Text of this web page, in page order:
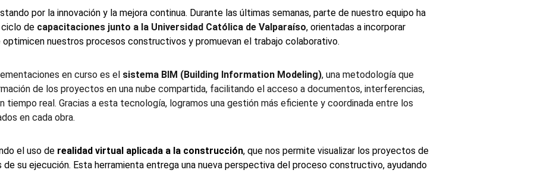
por la innovación y la mejora continua. Durante las últimas semanas, parte de nuestro equipo ha
de capacitaciones junto a la Universidad Católica de Valparaíso, orientadas a incorporar
optimicen nuestros procesos constructivos y promuevan el trabajo colaborativo.
en curso es el sistema BIM (Building Information Modeling), una metodología que
de los proyectos en una nube compartida, facilitando el acceso a documentos, interferencias,
tiempo real. Gracias a esta tecnología, logramos una gestión más eficiente y coordinada entre los
en cada obra.
el uso de realidad virtual aplicada a la construcción, que nos permite visualizar los proyectos de
su ejecución. Esta herramienta entrega una nueva perspectiva del proceso constructivo, ayudando